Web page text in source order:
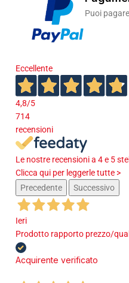
Puoi
Eccellente
4,8/5
714
recensioni
Le nostre recensioni a 4 e 5
Clicca qui per leggerle tutte >
Precedente
Successivo
Ieri
Prodotto rapporto prezzo/
Acquirente verificato